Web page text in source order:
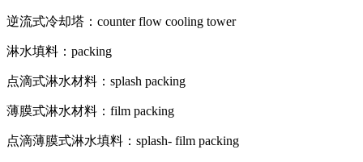
逆流式冷却塔：counter flow cooling tower
淋水填料：packing
点滴式淋水材料：splash packing
薄膜式淋水材料：film packing
点滴薄膜式淋水填料：splash- film packing